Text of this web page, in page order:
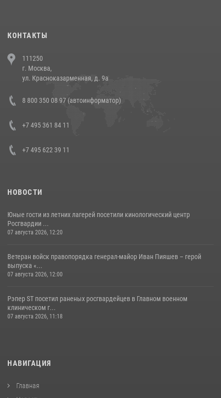
напавших на бригаду скорой помощи (видео)
14 июля 2026, 12:20
В Росгвардии прошла военно-научная конференция по обобщению
боевого опыта
КОНТАКТЫ
111250
г. Москва,
ул. Красноказарменная, д. 9а
8 800 350 08 97 (автоинформатор)
+7 495 361 84 11
+7 495 622 39 11
НОВОСТИ
Юные гости из летних лагерей посетили кинологический центр
Росгвардии ...
07 августа 2026, 12:20
Ветеран войск правопорядка генерал-майор Иван Пияшев – герой
выпуска «...
07 августа 2026, 12:00
Рэпер ST посетил раненых росгвардейцев в Главном военном
клиническом г...
07 августа 2026, 11:18
НАВИГАЦИЯ
Главная